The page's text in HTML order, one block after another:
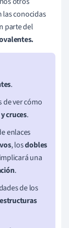
las conocidas
parte del
.
de ver cómo
cruces.
enlaces
, losdobles
una
.
de los
estructuras